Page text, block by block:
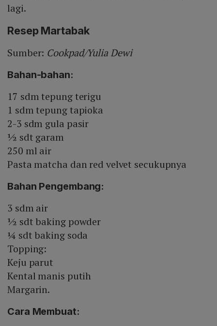
lagi.
Resep Martabak
Sumber: Cookpad/Yulia Dewi
Bahan-bahan:
17 sdm tepung terigu
1 sdm tepung tapioka
2-3 sdm gula pasir
½ sdt garam
250 ml air
Pasta matcha dan red velvet secukupnya
Bahan Pengembang:
3 sdm air
½ sdt baking powder
¼ sdt baking soda
Topping:
Keju parut
Kental manis putih
Margarin.
Cara Membuat: